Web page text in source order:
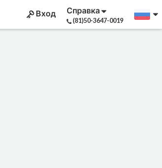
Вход Справка
(81)50-3647-0019